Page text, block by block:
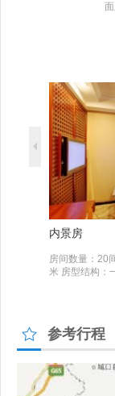
内景房
房间数量：20
米 房型结构：
参考行程